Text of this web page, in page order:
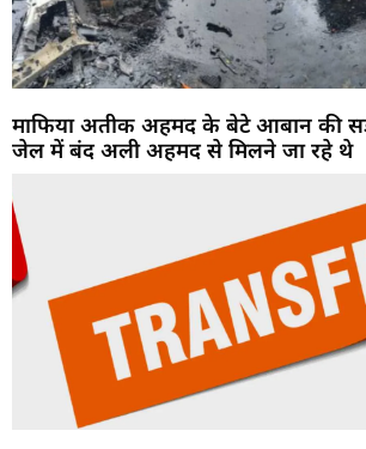
माफिया अतीक अहमद के बेटे आबान की
जेल में बंद अली अहमद से मिलने जा रहे थे